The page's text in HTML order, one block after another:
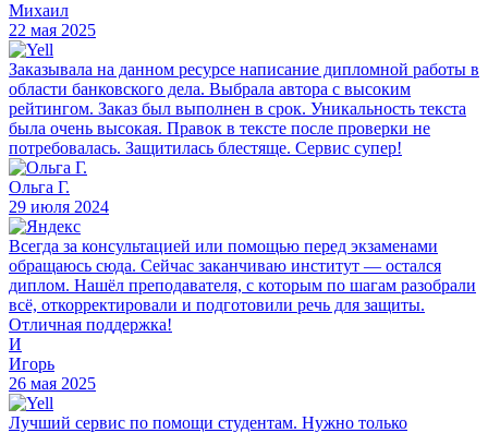
Михаил
22 мая 2025
Заказывала на данном ресурсе написание дипломной работы в
области банковского дела. Выбрала автора с высоким
рейтингом. Заказ был выполнен в срок. Уникальность текста
была очень высокая. Правок в тексте после проверки не
потребовалась. Защитилась блестяще. Сервис супер!
Ольга Г.
29 июля 2024
Всегда за консультацией или помощью перед экзаменами
обращаюсь сюда. Сейчас заканчиваю институт — остался
диплом. Нашёл преподавателя, с которым по шагам разобрали
всё, откорректировали и подготовили речь для защиты.
Отличная поддержка!
И
Игорь
26 мая 2025
Лучший сервис по помощи студентам. Нужно только